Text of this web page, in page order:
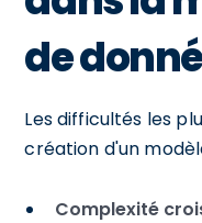
de
Les difficultés les
création d'un
Complexité